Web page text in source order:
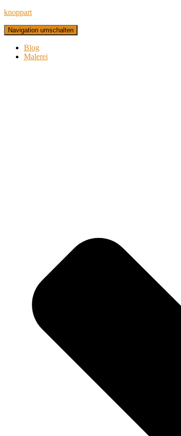
knoppart
Navigation umschalten
Blog
Malerei